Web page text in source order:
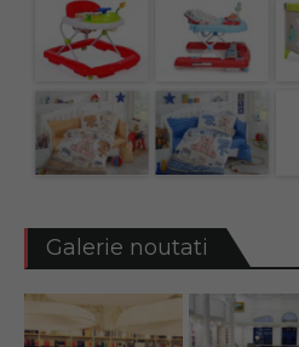
Galerie noutati